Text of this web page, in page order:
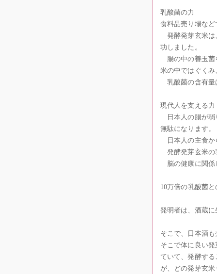
乳酸菌の力
食料品売り場な
発酵発芽玄米は
功しました。
腸の中の善玉菌
米の中ではぐく
乳酸菌の含有量
現代人を支える力
日本人の腸が弱
無駄になります。
日本人の主食か
発酵発芽玄米の
脳の健康に関係
10万倍の乳酸菌
発明者は、酒蔵
そこで、日本酒
そこで体に良い
ていて、発酵す
が、どの発芽玄